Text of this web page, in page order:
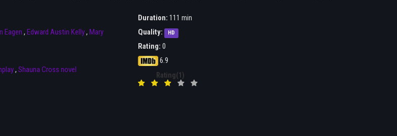
Eagen , Edward Austin Kelly, Mary
, Shauna Cross novel
Duration: 111 min
Quality:
HD
Rating: 0
6.9
Rating(1)